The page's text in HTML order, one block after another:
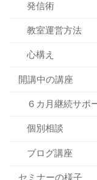
発信術
教室運営方法
心構え
開講中の講座
６カ月継続サポ
個別相談
ブログ講座
セミナーの様子